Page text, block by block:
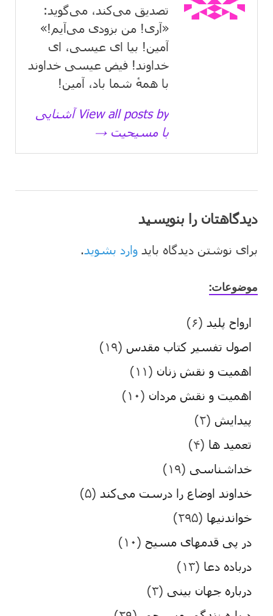
تصدیق می‌كند، می‌گوید:
«آری! من بزودی می‌آیم!»
آمین! بیا ای عیسی، ای
خداوند! فیض عیسی خداوند
با همهٔ شما باد، آمین!
View all posts by آشنایی
با مسیحیت →
دیدگاهتان را بنویسید
برای نوشتن دیدگاه باید وارد بشوید.
موضوعات:
ارواح پلید (۶)
اصول تفسیر کتاب مقدس (۱۹)
اهمیت و نقش زنان (۱۱)
اهمیت و نقش مردان (۱۰)
پیدایش (۲)
تعمید ها (۴)
خداشناسی (۱۹)
خداوند اوضاع را درست می‌کند (۵)
خواندنیها (۲۹۵)
در پی قدمهای مسیح (۱۰)
درباده دعا (۱۳)
درباره جهان بینی (۳)